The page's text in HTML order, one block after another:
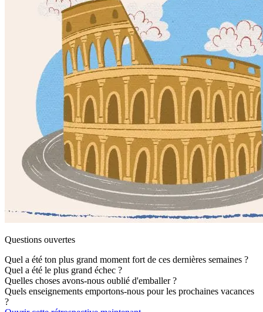
Questions ouvertes
Quel a été ton plus grand moment fort de ces dernières semaines ?
Quel a été le plus grand échec ?
Quelles choses avons-nous oublié d'emballer ?
Quels enseignements emportons-nous pour les prochaines vacances
?